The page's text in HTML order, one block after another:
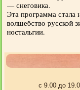
— снеговика.
Эта программа
волшебство русской
ностальгии.
с 9.00 до